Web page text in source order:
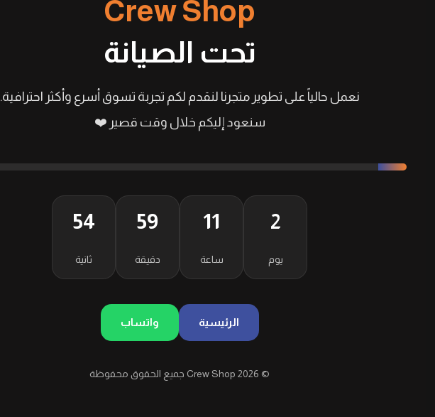
Crew Shop
تحت الصيانة
نعمل حالياً على تطوير متجرنا لنقدم لكم تجربة تسوق أسرع وأكثر احترافية.
سنعود إليكم خلال وقت قصير ❤️
2
يوم
11
ساعة
59
دقيقة
53
ثانية
الرئيسية واتساب
© 2026 Crew Shop جميع الحقوق محفوظة